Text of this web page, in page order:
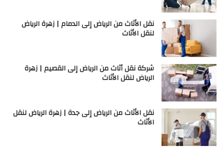
نقل الأثاث من الرياض إلى الدمام | زهرة الرياض
لنقل الأثاث
شركة نقل أثاث من الرياض إلى القصيم | زهرة
الرياض لنقل الأثاث
نقل الأثاث من الرياض إلى جدة | زهرة الرياض لنقل
الأثاث